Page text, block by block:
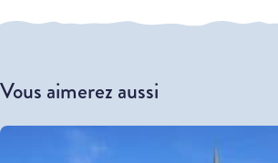
Vous aimerez aussi